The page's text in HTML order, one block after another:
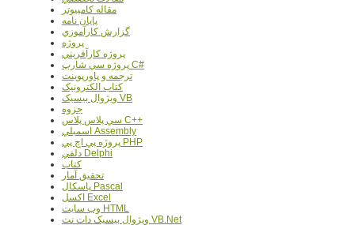
مقاله کامپیوتر
پایان نامه
گزارش کارآموزي
پروژه
پروژه کارآفريني
پروژه سي شارپ C#
ترجمه و پاورپوينت
کتاب الکترونيک
ويژوال بيسيک VB
جزوه
سي پلاس پلاس C++
اسمبلي Assembly
پروژه پي اچ پي PHP
دلفي Delphi
کتاب
تحقيق آمار
پاسکال Pascal
اکسل Excel
وب سايت HTML
ويژوال بيسيک دات نت VB.Net